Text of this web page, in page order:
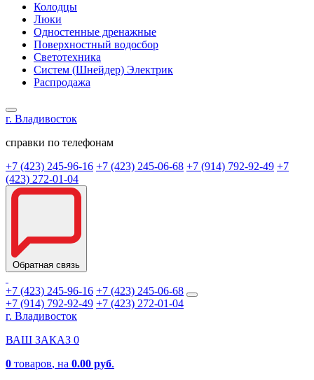
Колодцы
Люки
Одностенные дренажные
Поверхностный водосбор
Светотехника
Систем (Шнейдер) Электрик
Распродажа
г. Владивосток
справки по телефонам
+7 (423) 245-96-16 +7 (423) 245-06-68 +7 (914) 792-92-49 +7
(423) 272-01-04
Обратная связь
+7 (423) 245-96-16 +7 (423) 245-06-68
+7 (914) 792-92-49 +7 (423) 272-01-04
г. Владивосток
ВАШ ЗАКАЗ 0
0 товаров, на 0.00 руб.